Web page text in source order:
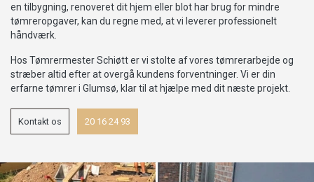
en tilbygning, renoveret dit hjem eller blot har brug for mindre
tømreropgaver, kan du regne med, at vi leverer professionelt
håndværk.
Hos Tømrermester Schiøtt er vi stolte af vores tømrerarbejde og
stræber altid efter at overgå kundens forventninger. Vi er din
erfarne tømrer i Glumsø, klar til at hjælpe med dit næste projekt.
Kontakt os 20 16 24 93